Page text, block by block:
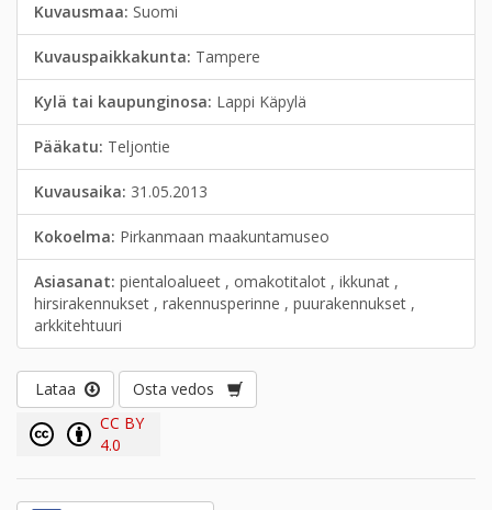
Kuvausmaa: Suomi
Kuvauspaikkakunta: Tampere
Kylä tai kaupunginosa: Lappi Käpylä
Pääkatu: Teljontie
Kuvausaika: 31.05.2013
Kokoelma: Pirkanmaan maakuntamuseo
Asiasanat: pientaloalueet , omakotitalot , ikkunat ,
hirsirakennukset , rakennusperinne , puurakennukset ,
arkkitehtuuri
Lataa
Osta vedos
CC BY
4.0